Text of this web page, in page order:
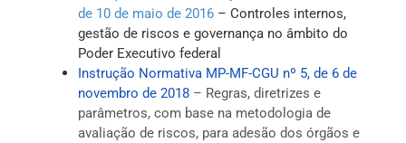
de 10 de maio de 2016 – Controles internos,
gestão de riscos e governança no âmbito do
Poder Executivo federal
Instrução Normativa MP-MF-CGU nº 5, de 6 de
novembro de 2018 – Regras, diretrizes e
parâmetros, com base na metodologia de
avaliação de riscos, para adesão dos órgãos e